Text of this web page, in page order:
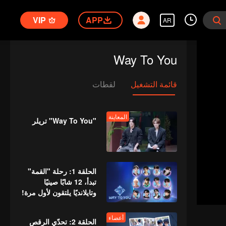
AR
APP
VIP
Way To You
قائمة التشغيل لقطات
المعاينة "Way To You" تريلر
الحلقة 1: رحلة "القمة"
تبدأ، 12 شابًا صينيًا
وتايلانديًا يلتقون لأول مرة!
أعضاء
الحلقة 2: تحدّي الرقص